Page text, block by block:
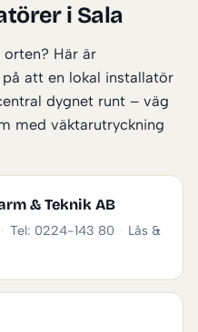
i Sala
Här är
att en lokal installatör
dygnet runt – väg
med väktarutryckning
& Teknik AB
· Tel: 0224-143 80 · Lås &